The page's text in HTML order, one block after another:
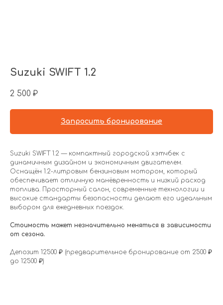
Suzuki SWIFT 1.2
2 500 ₽
Запросить бронирование
Suzuki SWIFT 1.2 — компактный городской хэтчбек с
динамичным дизайном и экономичным двигателем.
Оснащён 1.2-литровым бензиновым мотором, который
обеспечивает отличную манёвренность и низкий расход
топлива. Просторный салон, современные технологии и
высокие стандарты безопасности делают его идеальным
выбором для ежедневных поездок.
Стоимость может незначительно меняться в зависимости
от сезона.
Депозит 12500 ₽ (предварительное бронирование от 2500 ₽
до 12500 ₽)